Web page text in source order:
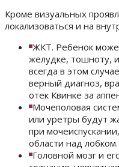
Кроме визуальных
локализоваться и на
ЖКТ. Ребенок
желудке, тошноту,
всегда в этом
верный диагноз,
отек Квинке за
Мочеполовая
или уретры будут
при
области над лобком.
Головной мозг и